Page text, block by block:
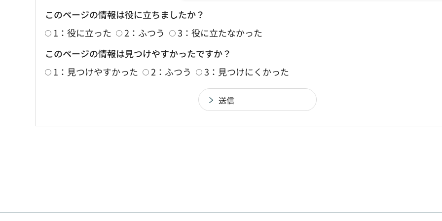
このページの情報は役に立ちましたか？
1：役に立った
2：ふつう
3：役に立たなかった
このページの情報は見つけやすかったですか？
1：見つけやすかった
2：ふつう 3：見つけにくかった